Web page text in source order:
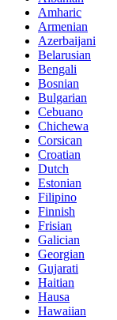
Amharic
Armenian
Azerbaijani
Belarusian
Bengali
Bosnian
Bulgarian
Cebuano
Chichewa
Corsican
Croatian
Dutch
Estonian
Filipino
Finnish
Frisian
Galician
Georgian
Gujarati
Haitian
Hausa
Hawaiian